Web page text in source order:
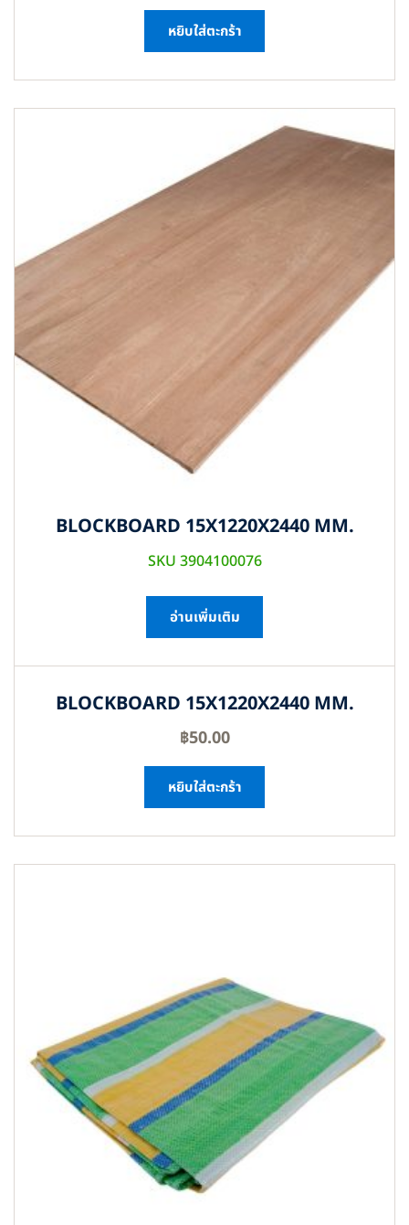
หยิบใส่ตะกร้า
BLOCKBOARD 15X1220X2440 MM.
SKU 3904100076
อ่านเพิ่มเติม
BLOCKBOARD 15X1220X2440 MM.
฿50.00
หยิบใส่ตะกร้า